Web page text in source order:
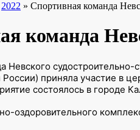
2022 » Спортивная команда
команда
Невского
приняла участие в
состоялось в городе
оздоровительного